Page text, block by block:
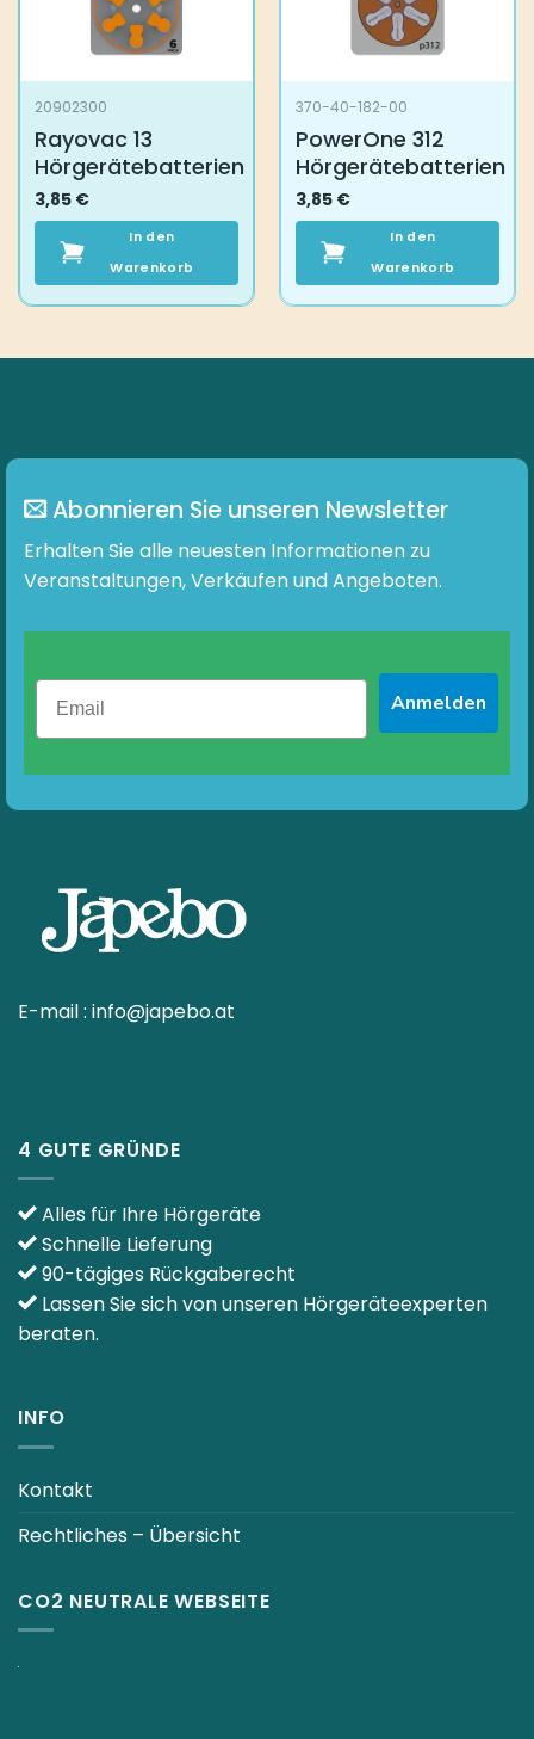
20902300
Rayovac 13
Hörgerätebatterien
3,85 €
In den
Warenkorb
370-40-182-00
PowerOne 312
Hörgerätebatterien
3,85 €
In den
Warenkorb
Abonnieren Sie unseren Newsletter
Erhalten Sie alle neuesten Informationen zu
Veranstaltungen, Verkäufen und Angeboten.
Anmelden
E-mail : info@japebo.at
4 GUTE GRÜNDE
Alles für Ihre Hörgeräte
Schnelle Lieferung
90-tägiges Rückgaberecht
Lassen Sie sich von unseren Hörgeräteexperten
beraten.
INFO
Kontakt
Rechtliches – Übersicht
CO2 NEUTRALE WEBSEITE